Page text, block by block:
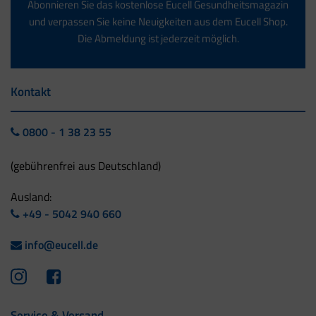
Abonnieren Sie das kostenlose Eucell Gesundheitsmagazin
und verpassen Sie keine Neuigkeiten aus dem Eucell Shop.
Die Abmeldung ist jederzeit möglich.
Kontakt
0800 - 1 38 23 55
(gebührenfrei aus Deutschland)
Ausland:
+49 - 5042 940 660
info@eucell.de